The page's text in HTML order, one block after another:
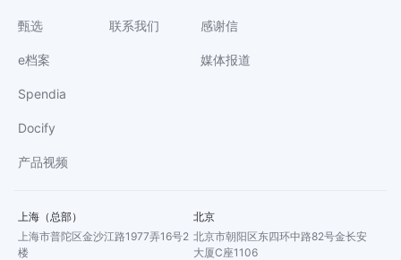
甄选
e档案
Spendia
Docify
产品视频
联系我们 感谢信
媒体报道
上海（总部）
上海市普陀区金沙江路1977弄16号2
楼
北京
北京市朝阳区东四环中路82号金长安
大厦C座1106